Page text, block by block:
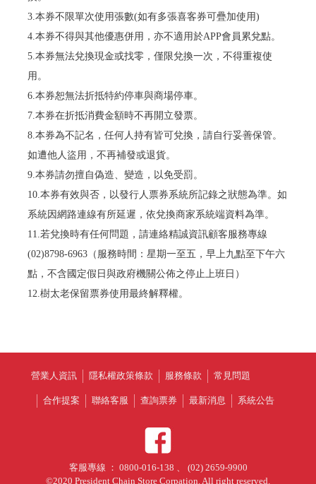
3.本券不限單次使用張數(如有多張喜客券可疊加使用)
4.本券不得與其他優惠併用，亦不適用於APP會員累兌點。
5.本券無法兌換現金或找零，僅限兌換一次，不得重複使
用。
6.本券恕無法折抵特約停車與商場停車。
7.本券在折抵消費金額時不再開立發票。
8.本券為不記名，任何人持有皆可兌換，請自行妥善保管。
如遭他人盜用，不再補發或退貨。
9.本券請勿擅自偽造、變造，以免受罰。
10.本券有效與否，以發行人票券系統所記錄之狀態為準。如
系統因網路連線有所延遲，依兌換商家系統端資料為準。
11.若兌換時有任何問題，請連絡精誠資訊顧客服務專線
(02)8798-6963（服務時間：星期一至五，早上九點至下午六
點，不含國定假日與政府機關公佈之停止上班日）
12.樹太老保留票券使用最終解釋權。
營業人資訊 隱私權政策條款 服務條款 常見問題
合作提案 聯絡客服 查詢票券 最新消息 系統公告
客服專線 ： 0800-016-138 、 (02) 2659-9900
©2020 President Chain Store Corpation. All right reserved.